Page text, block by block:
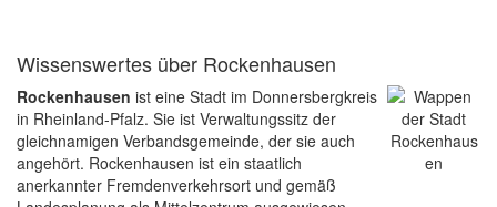
Wissenswertes über Rockenhausen
Rockenhausen ist eine Stadt im Donnersbergkreis
in Rheinland-Pfalz. Sie ist Verwaltungssitz der
gleichnamigen Verbandsgemeinde, der sie auch
angehört. Rockenhausen ist ein staatlich
anerkannter Fremdenverkehrsort und gemäß